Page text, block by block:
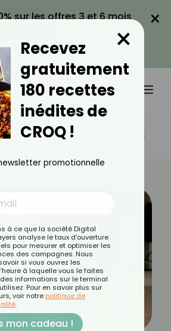
sur les offres 3 et 6 mois
VOIR LA PROMO
×
: L’exercice Essentiel Souvent
Recevez
gratuitement
180 recettes
inédites de
CROQ !
×
promotionnelle
à ce que la société Digital
analyse le taux d'ouverture
pour mesurer et optimiser les
des campagnes. Nous
si vous ouvrez les
à laquelle vous le faites
informations sur le terminal
Pour en savoir plus sur
voir notre politique de
.
mon cadeau !